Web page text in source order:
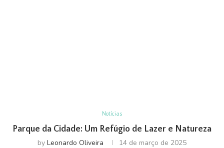
Notícias
Parque da Cidade: Um Refúgio de Lazer e Natureza
by Leonardo Oliveira 14 de março de 2025